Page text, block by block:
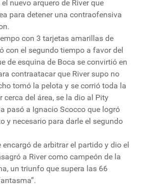
nuevo arquero de River que
para detener una contraofensiva
con 3 tarjetas amarillas de
con el segundo tiempo a favor del
de esquina de Boca se convirtió en
contraatacar que River supo no
tomó la pelota y se corrió toda la
cerca del área, se la dio al Pity
pasó a Ignacio Scocco que logró
y necesario para darle el segundo
de arbitrar el partido y dio el
a River como campeón de la
un triunfo que supera las 66